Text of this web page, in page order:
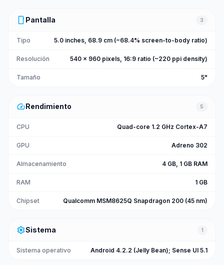
smartphone Pantalla 3
Tipo 5.0 inches, 68.9 cm (~68.4% screen-to-body ratio)
Resolución 540 x 960 pixels, 16:9 ratio (~220 ppi density)
Tamaño 5"
speedRendimiento 5
CPU Quad-core 1.2 GHz Cortex-A7
GPU Adreno 302
Almacenamiento 4 GB, 1 GB RAM
RAM 1 GB
Chipset Qualcomm MSM8625Q Snapdragon 200 (45 nm)
settingsSistema 1
Sistema operativo Android 4.2.2 (Jelly Bean); Sense UI 5.1